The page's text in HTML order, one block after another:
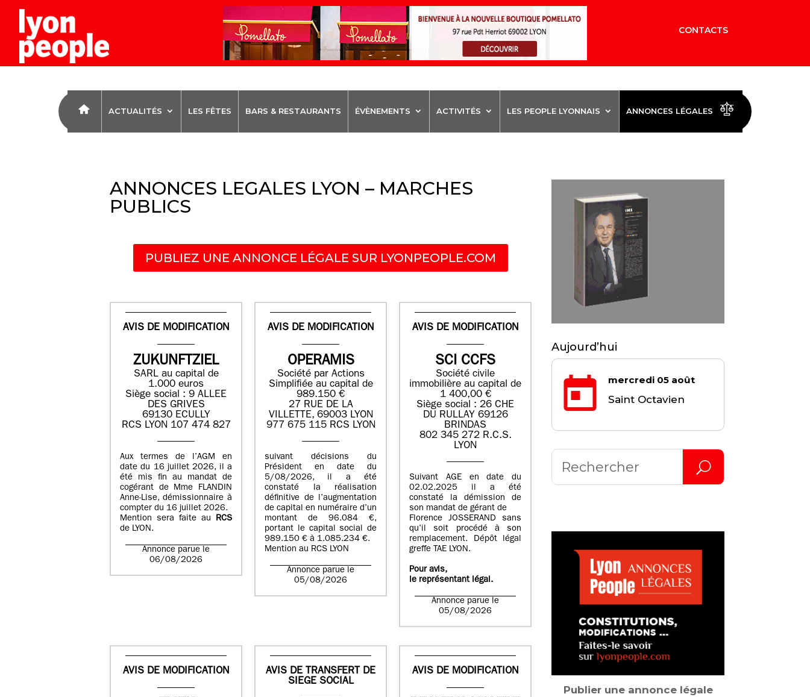
CONTACTS
ACTUALITÉS LES FÊTES BARS & RESTAURANTS ÉVÈNEMENTS ACTIVITÉS LES PEOPLE LYONNAIS ANNONCES LÉGALES
ANNONCES LEGALES LYON – MARCHES
PUBLICS
PUBLIEZ UNE ANNONCE LÉGALE SUR LYONPEOPLE.COM
AVIS DE MODIFICATION
ZUKUNFTZIEL
SARL au capital de
1.000 euros
Siège social : 9 ALLEE
DES GRIVES
69130 ECULLY
RCS LYON 107 474 827
Aux termes de l’AGM en
date du 16 juillet 2026, il a
été mis fin au mandat de
cogérant de Mme FLANDIN
Anne-Lise, démissionnaire à
compter du 16 juillet 2026.
Mention sera faite au RCS
de LYON.
Annonce parue le
06/08/2026
AVIS DE MODIFICATION
OPERAMIS
Société par Actions
Simplifiée au capital de
989.150 €
27 RUE DE LA
VILLETTE, 69003 LYON
977 675 115 RCS LYON
suivant décisions du
Président en date du
5/08/2026, il a été
constaté la réalisation
définitive de l’augmentation
de capital en numéraire d’un
montant de 96.084 €,
portant le capital social de
989.150 € à 1.085.234 €.
Mention au RCS LYON
Annonce parue le
05/08/2026
AVIS DE MODIFICATION
SCI CCFS
Société civile
immobilière au capital de
1 400,00 €
Siège social : 26 CHE
DU RULLAY 69126
BRINDAS
802 345 272 R.C.S.
LYON
Suivant AGE en date du
02.02.2025 il a été
constaté la démission de
son mandat de gérant de
Florence JOSSERAND sans
qu’il soit procédé à son
remplacement. Dépôt légal
greffe TAE LYON.
Pour avis,
le représentant légal.
Annonce parue le
05/08/2026
AVIS DE MODIFICATION
AVIS DE TRANSFERT DE
SIEGE SOCIAL
AVIS DE MODIFICATION
Aujourd’hui
mercredi 05 août
Saint Octavien
Publier une annonce légale